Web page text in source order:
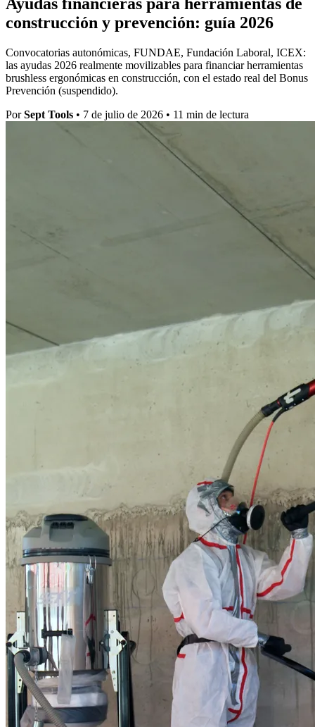
construcción y prevención: guía 2026
Convocatorias autonómicas, FUNDAE, Fundación Laboral, ICEX:
las ayudas 2026 realmente movilizables para financiar herramientas
brushless ergonómicas en construcción, con el estado real del Bonus
Prevención (suspendido).
PorSept Tools • 7 de julio de 2026 • 11 min de lectura